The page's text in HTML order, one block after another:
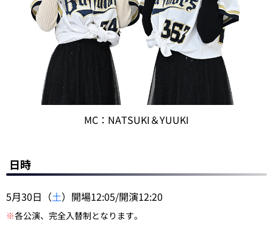
MC：NATSUKI＆YUUKI
日時
5月30日（土）開場12:05/開演12:20
※各公演、完全入替制となります。